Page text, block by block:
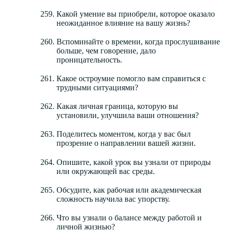
Какой умение вы приобрели, которое оказало
неожиданное влияние на вашу жизнь?
Вспоминайте о времени, когда прослушивание
больше, чем говорение, дало
проницательность.
Какое остроумие помогло вам справиться с
трудными ситуациями?
Какая личная граница, которую вы
установили, улучшила ваши отношения?
Поделитесь моментом, когда у вас был
прозрение о направлении вашей жизни.
Опишите, какой урок вы узнали от природы
или окружающей вас среды.
Обсудите, как рабочая или академическая
сложность научила вас упорству.
Что вы узнали о балансе между работой и
личной жизнью?